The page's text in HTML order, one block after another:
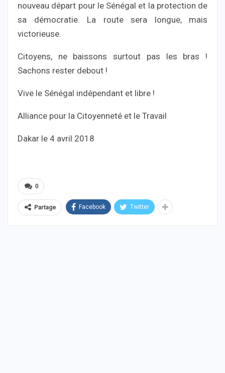
nouveau départ pour le Sénégal et la protection de
sa démocratie. La route sera longue, mais
victorieuse.
Citoyens, ne baissons surtout pas les bras !
Sachons rester debout !
Vive le Sénégal indépendant et libre !
Alliance pour la Citoyenneté et le Travail
Dakar le 4 avril 2018
0
Partage Facebook Twitter